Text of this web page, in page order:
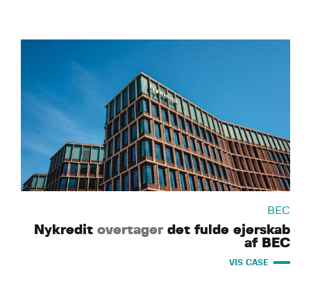
BEC
Nykredit overtagerdet fulde ejerskab
af BEC
VIS CASE